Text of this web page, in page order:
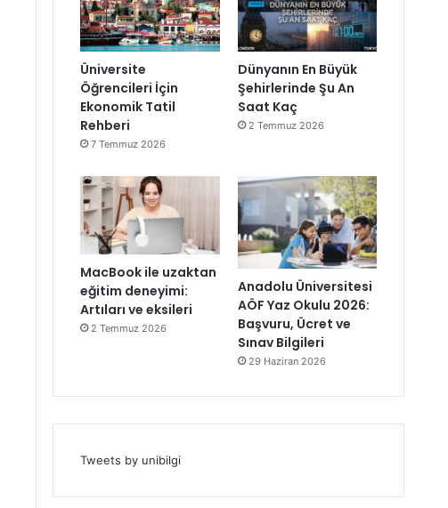
Üniversite
Öğrencileri İçin
Ekonomik Tatil
Rehberi
7 Temmuz 2026
Dünyanın En Büyük
Şehirlerinde Şu An
Saat Kaç
2 Temmuz 2026
MacBook ile uzaktan
eğitim deneyimi:
Artıları ve eksileri
2 Temmuz 2026
Anadolu Üniversitesi
AÖF Yaz Okulu 2026:
Başvuru, Ücret ve
Sınav Bilgileri
29 Haziran 2026
Tweets by unibilgi